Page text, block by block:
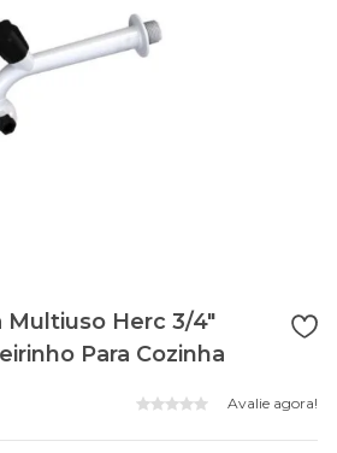
Multiuso Herc 3/4"
Para Cozinha
Avalie agora!